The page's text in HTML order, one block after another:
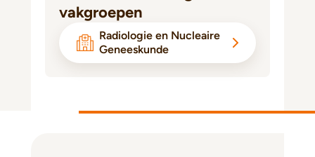
vakgroepen
Radiologie en Nucleaire
Geneeskunde